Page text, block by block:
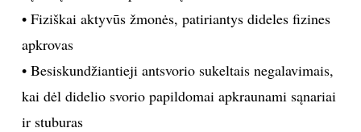
• Fiziškai aktyvūs žmonės, patiriantys dideles fizines
apkrovas
• Besiskundžiantieji antsvorio sukeltais negalavimais,
kai dėl didelio svorio papildomai apkraunami sąnariai
ir stuburas